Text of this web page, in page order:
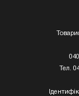
Тел.